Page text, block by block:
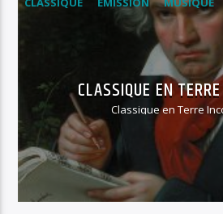
CLASSIQUE EN
Classique en Terre